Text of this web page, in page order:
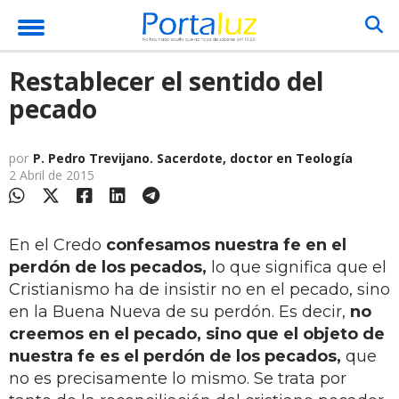
Restablecer el sentido del
pecado
por P. Pedro Trevijano. Sacerdote, doctor en Teología
2 Abril de 2015
En el Credo confesamos nuestra fe en el
perdón de los pecados, lo que significa que el
Cristianismo ha de insistir no en el pecado, sino
en la Buena Nueva de su perdón. Es decir, no
creemos en el pecado, sino que el objeto de
nuestra fe es el perdón de los pecados, que
no es precisamente lo mismo. Se trata por